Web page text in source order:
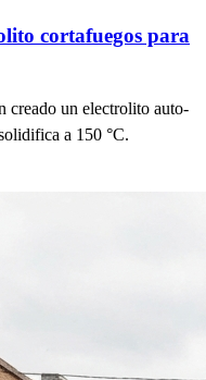
cortafuegos para
creado un electrolito auto-
a 150 °C.